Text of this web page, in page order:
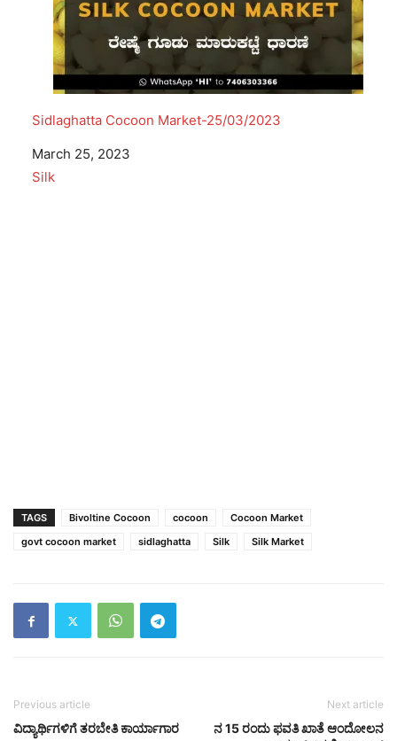
Sidlaghatta Cocoon Market-25/03/2023
Date
March 25, 2023
In relation to
Silk
TAGS Bivoltine Cocoon cocoon
Cocoon Market
govt cocoon market
sidlaghatta Silk Silk Market
Previous article
ವಿದ್ಯಾರ್ಥಿಗಳಿಗೆ ತರಬೇತಿ ಕಾರ್ಯಾಗಾರ
Next article
ನ 15 ರಂದು ಫವತಿ ಖಾತೆ ಆಂದೋಲನ